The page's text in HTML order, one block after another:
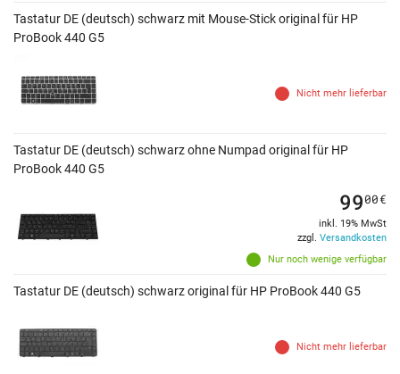
Tastatur DE (deutsch) schwarz mit Mouse-Stick original für HP
ProBook 440 G5
Nicht mehr lieferbar
Tastatur DE (deutsch) schwarz ohne Numpad original für HP
ProBook 440 G5
Nur noch wenige verfügbar
9900€
inkl. 19% MwSt
zzgl. Versandkosten
Tastatur DE (deutsch) schwarz original für HP ProBook 440 G5
Nicht mehr lieferbar